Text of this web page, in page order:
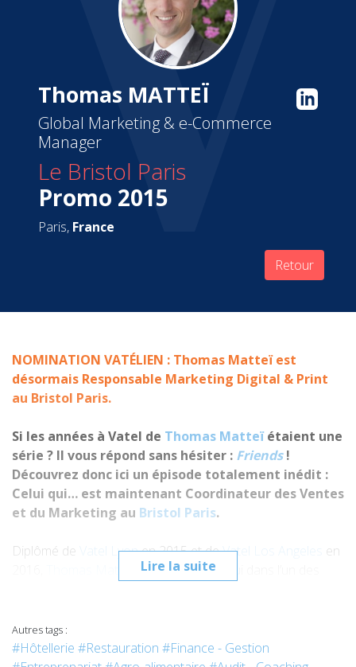
Thomas MATTEÏ
Global Marketing & e-Commerce
Manager
Le Bristol Paris
Promo 2015
Paris, France
Retour
Lire la suite
NOMINATION VATÉLIEN : Thomas Matteï est
désormais Responsable Marketing Digital & Print
au Bristol Paris.
Si les années à Vatel de Thomas Matteïétaient une
série ? Il vous répond sans hésiter : Friends!
Découvrez donc ici un épisode totalement inédit :
Celui qui… est maintenant Coordinateur des Ventes
et du Marketing au Bristol Paris.
Diplômé de Vatel Lyonen 2015 et deVatel Los Angeles
en
travaille aujourd’hui dans l’un des
Bristol Paris
suites, un restaurantgastronomique3 étoiles Michelin
Autres tags :
#Hôtellerie #Restauration #Finance - Gestion